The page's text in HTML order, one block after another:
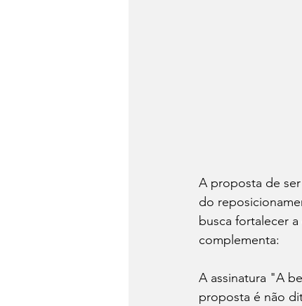
A proposta de
do
busca fortalecer
complementa:
A assinatura "A
proposta é não